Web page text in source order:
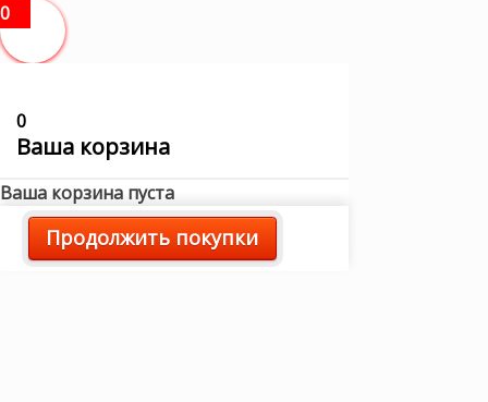
0
0
Ваша корзина
Ваша корзина пуста
Продолжить покупки